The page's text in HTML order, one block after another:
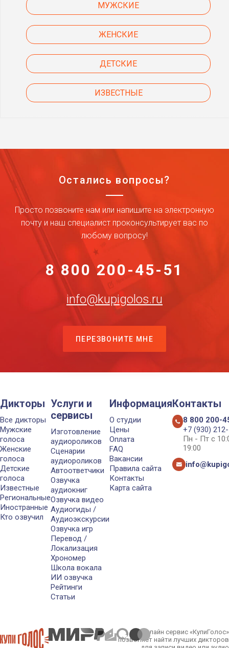
МУЖСКИЕ
ЖЕНСКИЕ
ДЕТСКИЕ
ИЗВЕСТНЫЕ
Остались вопросы?
Просто позвоните нам или напишите на электронную
почту и наш специалист проконсультирует вас по
любому вопросу!
8 800 200-45-51
info@kupigolos.ru
ПЕРЕЗВОНИТЕ МНЕ
Дикторы
Все дикторы
Мужские
голоса
Женские
голоса
Детские
голоса
Известные
Региональные
Иностранные
Кто озвучил
Услуги и
сервисы
Изготовление
аудиороликов
Сценарии
аудиороликов
Автоответчики
Озвучка
аудиокниг
Озвучка видео
Аудиогиды /
Аудиоэкскурсии
Озвучка игр
Перевод /
Локализация
Хрономер
Школа вокала
ИИ озвучка
Рейтинги
Статьи
Информация
О студии
Цены
Оплата
FAQ
Вакансии
Правила сайта
Контакты
Карта сайта
Контакты
8 800 200-
+7 (930)
Пн - Пт с
19:00
Онлайн сервис «КупиГолос»
позволяет найти лучших дикторов